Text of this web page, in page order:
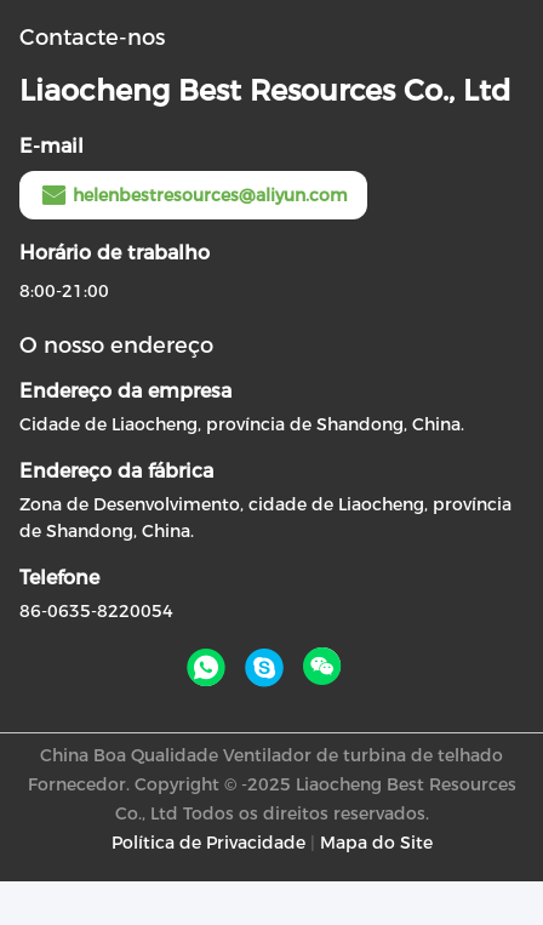
Contacte-nos
Liaocheng Best Resources Co., Ltd
E-mail
helenbestresources@aliyun.com
Horário de trabalho
8:00-21:00
O nosso endereço
Endereço da empresa
Cidade de Liaocheng, província de Shandong, China.
Endereço da fábrica
Zona de Desenvolvimento, cidade de Liaocheng, província
de Shandong, China.
Telefone
86-0635-8220054
Política de Privacidade| Mapa do Site
China Boa Qualidade Ventilador de turbina de telhado
Fornecedor. Copyright © -2025 Liaocheng Best Resources
Co., Ltd Todos os direitos reservados.